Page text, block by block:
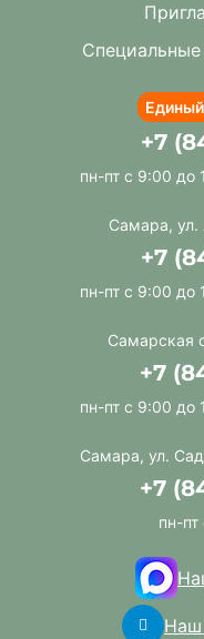
+7
пн-пт с 9:00 до
Самара, ул.
+7
пн-пт с 9:00 до
Самарская
+7
пн-пт с 9:00 до
Самара, ул.
+7
пн-
Наш